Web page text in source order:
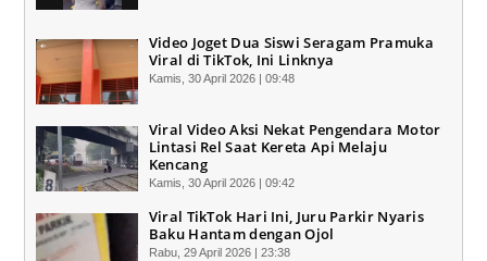
Video Joget Dua Siswi Seragam Pramuka
Viral di TikTok, Ini Linknya
Kamis, 30 April 2026 | 09:48
Viral Video Aksi Nekat Pengendara Motor
Lintasi Rel Saat Kereta Api Melaju
Kencang
Kamis, 30 April 2026 | 09:42
Viral TikTok Hari Ini, Juru Parkir Nyaris
Baku Hantam dengan Ojol
Rabu, 29 April 2026 | 23:38